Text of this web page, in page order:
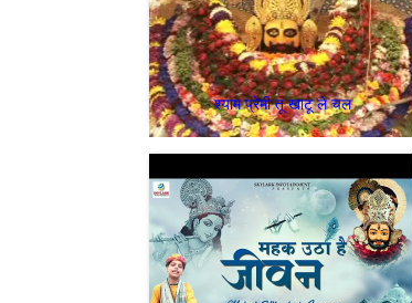
श्याम प्रेमी तू खाटू ले चल